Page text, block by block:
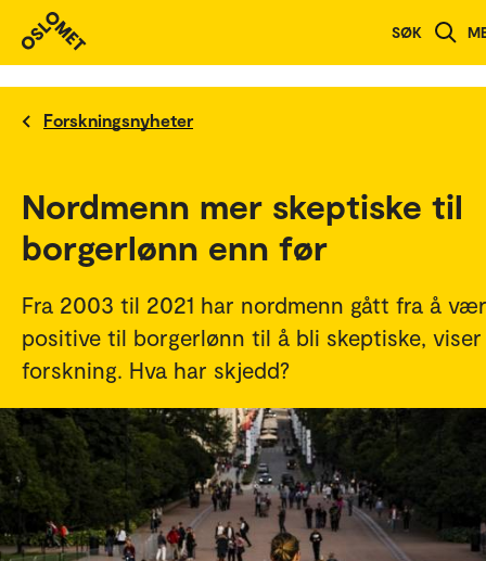
SØK
Forskningsnyheter
Nordmenn mer skeptiske til
borgerlønn enn før
Fra 2003 til 2021 har nordmenn gått fra å
positive til borgerlønn til å bli skeptiske, viser
forskning. Hva har skjedd?